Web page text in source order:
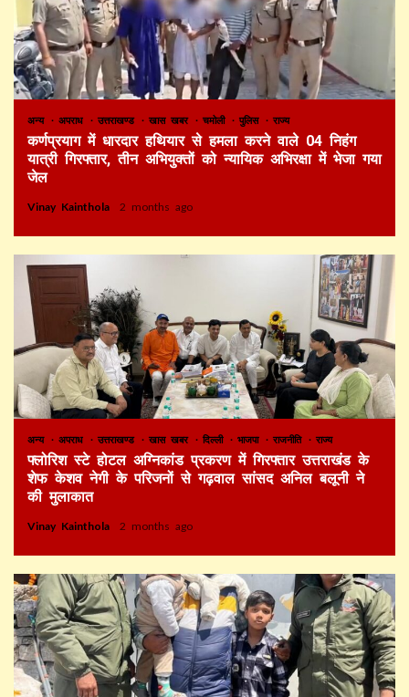
अन्य अपराध उत्तराखण्ड खास खबर चमोली पुलिस राज्य
कर्णप्रयाग में धारदार हथियार से हमला करने वाले 04 निहंग
यात्री गिरफ्तार, तीन अभियुक्तों को न्यायिक अभिरक्षा में भेजा गया
जेल
Vinay Kainthola 2 months ago
अन्य अपराध उत्तराखण्ड खास खबर दिल्ली भाजपा राजनीति राज्य
फ्लोरिश स्टे होटल अग्निकांड प्रकरण में गिरफ्तार उत्तराखंड के
शेफ केशव नेगी के परिजनों से गढ़वाल सांसद अनिल बलूनी ने
की मुलाकात
Vinay Kainthola 2 months ago